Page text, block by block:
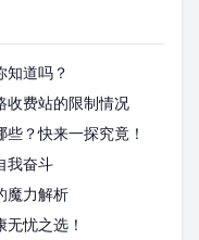
知道吗？
收费站的限制情况
？快来一探究竟！
我奋斗
魔力解析
忧之选！